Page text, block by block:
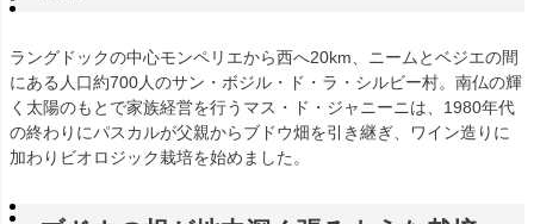
ラングドックの中心モンペリエから西へ20km、ニームとベジエの間
にある人口約700人のサン・ボジル・ド・ラ・シルビー村。南仏の輝
く太陽のもとで家族経営を行うマス・ド・ジャニーニは、1980年代
の終わりにパスカルが父親からブドウ畑を引き継ぎ、ワイン造りに
加わりビオロジック栽培を始めました。